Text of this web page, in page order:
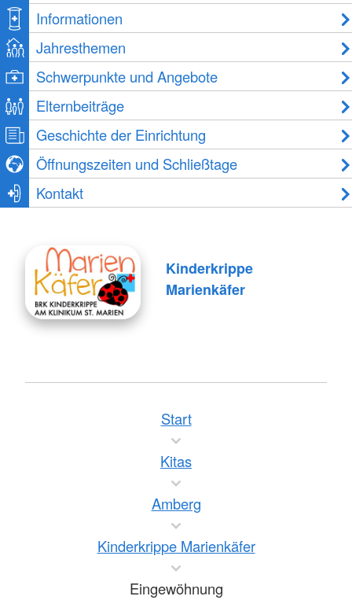
Informationen
Jahresthemen
Schwerpunkte und Angebote
Elternbeiträge
Geschichte der Einrichtung
Öffnungszeiten und Schließtage
Kontakt
Kinderkrippe
Marienkäfer
Start
Kitas
Amberg
Kinderkrippe Marienkäfer
Eingewöhnung